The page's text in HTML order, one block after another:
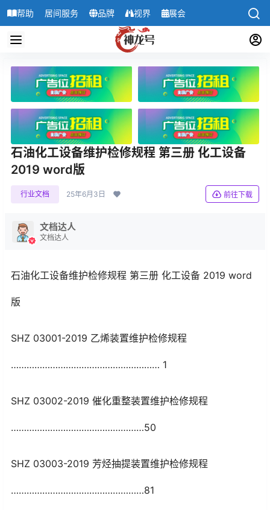
帮助 居间服务 品牌 视界 展会
石油化工设备维护检修规程 第三册 化工设备
2019 word版
行业文档 25年6月3日 前往下载
文档达人
文档达人
石油化工设备维护检修规程 第三册 化工设备 2019 word
版
SHZ 03001-2019 乙烯装置维护检修规程
………………………………………………… 1
SHZ 03002-2019 催化重整装置维护检修规程
……………………………………………50
SHZ 03003-2019 芳烃抽提装置维护检修规程
……………………………………………81